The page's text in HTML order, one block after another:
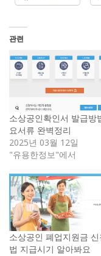
관련
소상공인확인서 발급방
요서류 완벽정리
2025년 03월 12일
"유용한정보"에서
소상공인 폐업지원금
법 지급시기 알아봐요